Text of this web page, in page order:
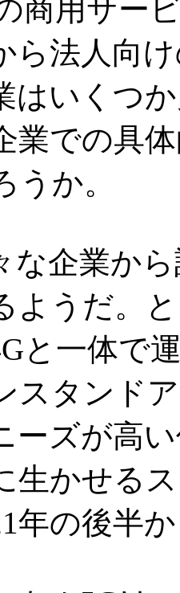
商用サー
ら法人向
はいくつ
業での具
うか。
企業から
ようだ。
と一体で
スタンド
ーズが高
生かせる
年の後半